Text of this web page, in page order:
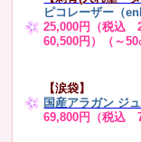
ピコレーザー（
25,000円（税込
60,500円）（～50
【涙袋】
国産アラガン ジ
69,800円（税込